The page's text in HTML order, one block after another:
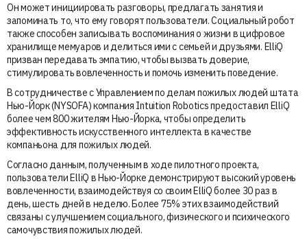
Он может инициировать разговоры, предлагать занятия и
запоминать то, что ему говорят пользователи. Социальный робот
также способен записывать воспоминания о жизни в цифровое
хранилище мемуаров и делиться ими с семьей и друзьями. ElliQ
призван передавать эмпатию, чтобы вызвать доверие,
стимулировать вовлеченность и помочь изменить поведение.
В сотрудничестве с Управлением по делам пожилых людей штата
Нью-Йорк (NYSOFA) компания Intuition Robotics предоставил ElliQ
более чем 800 жителям Нью-Йорка, чтобы определить
эффективность искусственного интеллекта в качестве
компаньона для пожилых людей.
Согласно данным, полученным в ходе пилотного проекта,
пользователи ElliQ в Нью-Йорке демонстрируют высокий уровень
вовлеченности, взаимодействуя со своим ElliQ более 30 раз в
день, шесть дней в неделю. Более 75% этих взаимодействий
связаны с улучшением социального, физического и психического
самочувствия пожилых людей.